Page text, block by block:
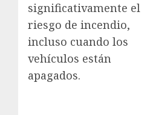
significativamente el
riesgo de incendio,
incluso cuando los
vehículos están
apagados.